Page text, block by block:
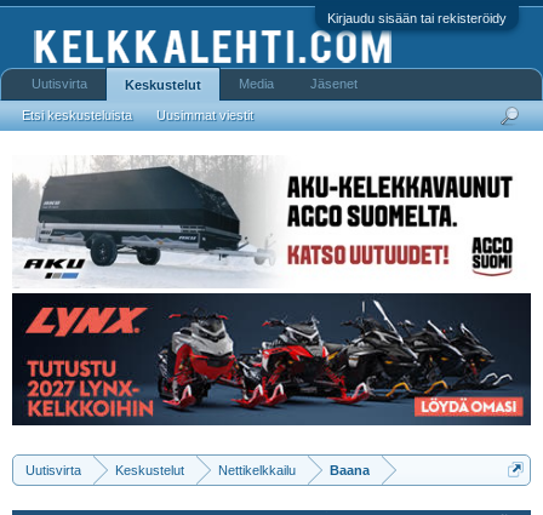
Kirjaudu sisään tai rekisteröidy
Uutisvirta Keskustelut Nettikelkkailu Baana
Uutisvirta Keskustelut
Etsi keskusteluista Uusimmat viestit
Media Jäsenet